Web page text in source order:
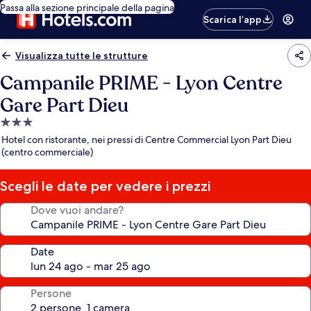
Passa alla sezione principale della pagina
Scarica l’app
Visualizza tutte le strutture
Campanile PRIME - Lyon Centre
Gare Part Dieu
Struttura
a
3.0
stelle
Hotel con ristorante, nei pressi di Centre Commercial Lyon Part Dieu
(centro commerciale)
Scegli le date per vedere i prezzi
Dove vuoi andare?
Date
Persone